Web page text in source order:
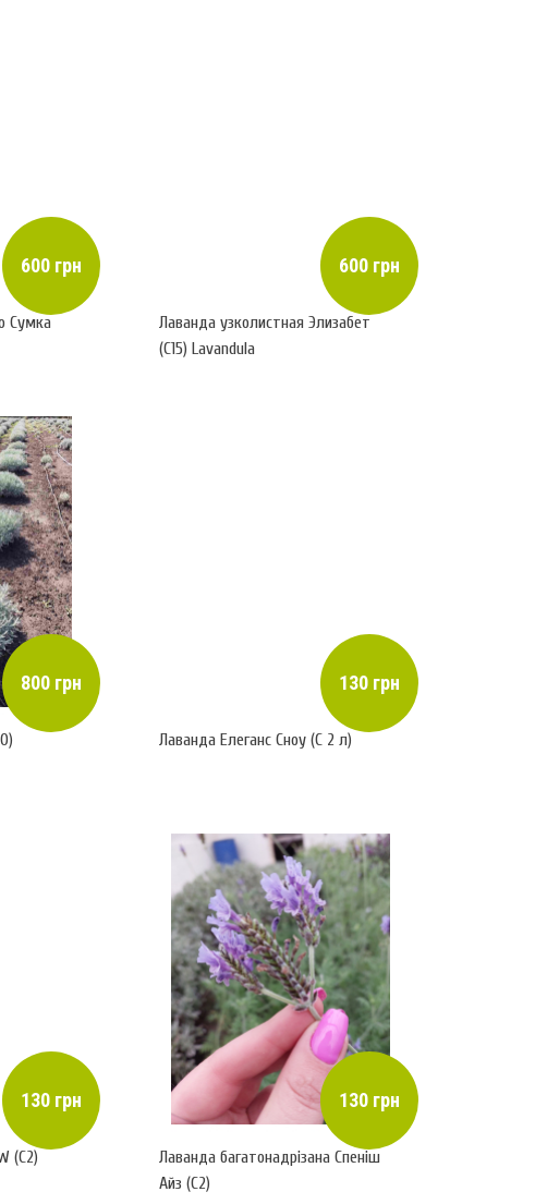
600 грн
Сумка
600 грн
Лаванда узколистная Элизабет
(С15) Lavandula
800 грн 130 грн
Лаванда Елеганс Сноу (С 2 л)
130 грн
(С2)
130 грн
Лаванда багатонадрізана Спеніш
Айз (С2)